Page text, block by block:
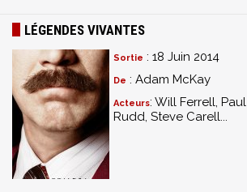
LÉGENDES VIVANTES
Sortie : 18 Juin 2014
De : Adam McKay
Acteurs: Will Ferrell, Paul
Rudd, Steve Carell...